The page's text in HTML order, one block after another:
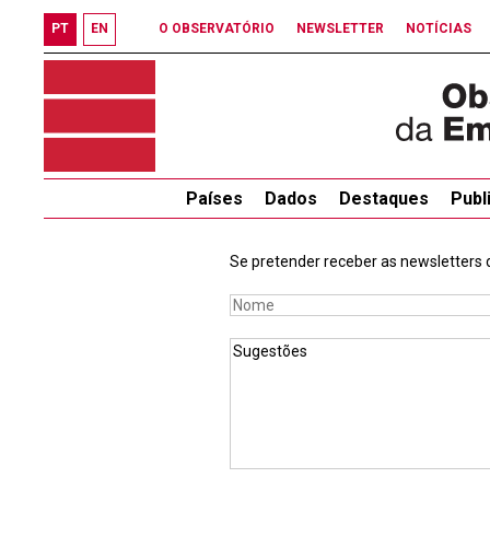
PT EN O OBSERVATÓRIO NEWSLETTER NOTÍCIAS
Países Dados Destaques
Se pretender receber as newsletters